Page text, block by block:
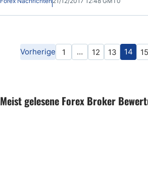
Vorherige 1 … 12 13 14 15
Meist gelesene Forex Broker